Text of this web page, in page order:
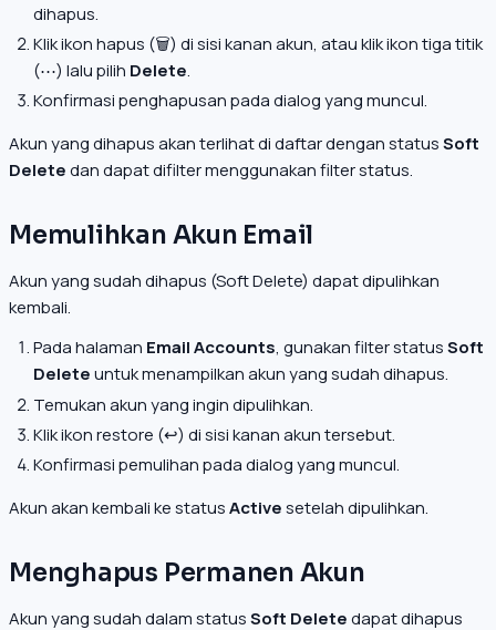
dihapus.
Klik ikon hapus (🗑️) di sisi kanan akun, atau klik ikon tiga titik
(⋯) lalu pilih Delete.
Konfirmasi penghapusan pada dialog yang muncul.
Akun yang dihapus akan terlihat di daftar dengan statusSoft
Deletedan dapat difilter menggunakan filter status.
Memulihkan Akun Email
Akun yang sudah dihapus (Soft Delete) dapat dipulihkan
kembali.
Pada halaman Email Accounts, gunakan filter statusSoft
Deleteuntuk menampilkan akun yang sudah dihapus.
Temukan akun yang ingin dipulihkan.
Klik ikon restore (↩️) di sisi kanan akun tersebut.
Konfirmasi pemulihan pada dialog yang muncul.
Akun akan kembali ke statusActivesetelah dipulihkan.
Menghapus Permanen Akun
Akun yang sudah dalam statusSoft Deletedapat dihapus